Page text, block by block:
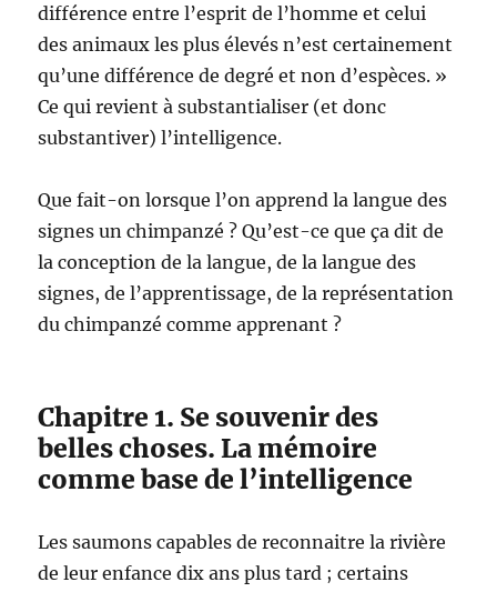
différence entre l’esprit de l’homme et celui
des animaux les plus élevés n’est certainement
qu’une différence de degré et non d’espèces. »
Ce qui revient à substantialiser (et donc
substantiver) l’intelligence.
Que fait-on lorsque l’on apprend la langue des
signes un chimpanzé ? Qu’est-ce que ça dit de
la conception de la langue, de la langue des
signes, de l’apprentissage, de la représentation
du chimpanzé comme apprenant ?
Chapitre 1. Se souvenir des
belles choses. La mémoire
comme base de l’intelligence
Les saumons capables de reconnaitre la rivière
de leur enfance dix ans plus tard ; certains